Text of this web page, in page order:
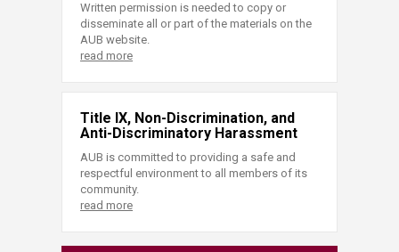
Written permission is needed to copy or
disseminate all or part of the materials on the
AUB website.
read more
Title IX, Non-Discrimination, and
Anti-Discriminatory Harassment
AUB is committed to providing a safe and
respectful environment to all members of its
community.
read more